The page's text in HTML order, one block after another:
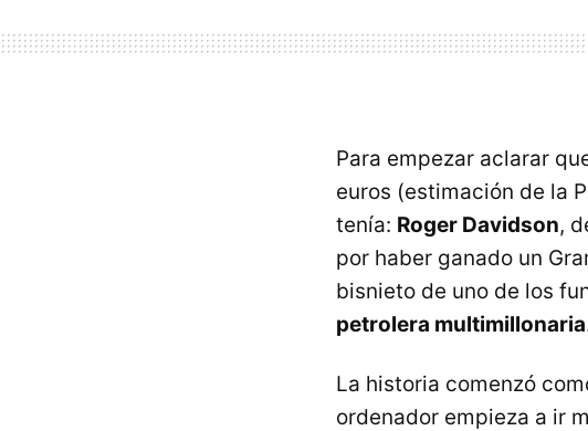
Para empezar aclarar
euros (estimación de la
tenía: Roger Davidson,
por haber ganado un
bisnieto de uno de los
petrolera multimillonaria
La historia comenzó
ordenador empieza a ir